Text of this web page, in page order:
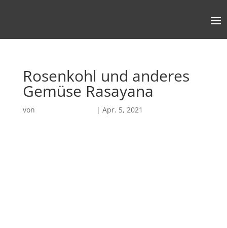
Rosenkohl und anderes
Gemüse Rasayana
von | Apr. 5, 2021